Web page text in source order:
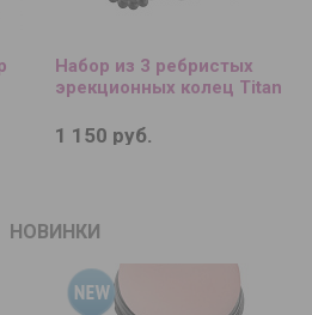
Набор из 3 ребристых
эрекционных колец Titan
1 150 руб.
НОВИНКИ